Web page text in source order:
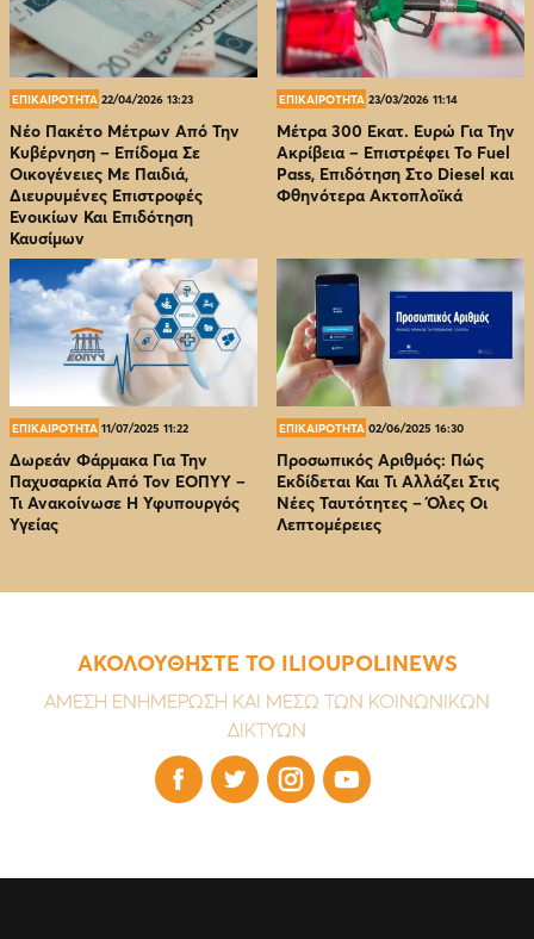
ΕΠΙΚΑΙΡΟΤΗΤΑ 22/04/2026 13:23
Νέο Πακέτο Μέτρων Από Την
Κυβέρνηση – Επίδομα Σε
Οικογένειες Με Παιδιά,
Διευρυμένες Επιστροφές
Ενοικίων Και Επιδότηση
Καυσίμων
ΕΠΙΚΑΙΡΟΤΗΤΑ 23/03/2026 11:14
Μέτρα 300 Εκατ. Ευρώ Για Την
Ακρίβεια – Επιστρέφει Το Fuel
Pass, Επιδότηση Στο Diesel και
Φθηνότερα Ακτοπλοϊκά
ΕΠΙΚΑΙΡΟΤΗΤΑ 11/07/2025 11:22
Δωρεάν Φάρμακα Για Την
Παχυσαρκία Από Τον EOΠΥΥ –
Τι Ανακοίνωσε Η Υφυπουργός
Υγείας
ΕΠΙΚΑΙΡΟΤΗΤΑ 02/06/2025 16:30
Προσωπικός Αριθμός: Πώς
Εκδίδεται Και Τι Αλλάζει Στις
Νέες Ταυτότητες – Όλες Οι
Λεπτομέρειες
ΑΚΟΛΟΥΘΗΣΤΕ ΤΟ ILIOUPOLINEWS
ΑΜΕΣΗ ΕΝΗΜΕΡΩΣΗ ΚΑΙ ΜΕΣΩ ΤΩΝ ΚΟΙΝΩΝΙΚΩΝ
ΔΙΚΤΥΩΝ
   